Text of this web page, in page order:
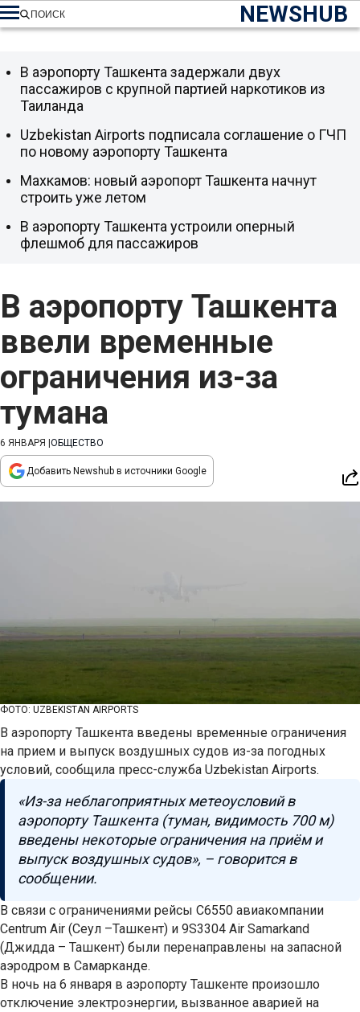
NEWSHUB
ПОИСК
В аэропорту Ташкента
ввели временные
ограничения из-за
тумана
6 ЯНВАРЯ ОБЩЕСТВО
Добавить Newshub в источники Google
ФОТО: UZBEKISTAN AIRPORTS
В аэропорту Ташкента введены временные ограничения
на прием и выпуск воздушных судов из-за погодных
условий, сообщила пресс-служба Uzbekistan Airports.
«Из-за неблагоприятных метеоусловий в
аэропорту Ташкента (туман, видимость 700 м)
введены некоторые ограничения на приём и
выпуск воздушных судов», – говорится в
сообщении.
В связи с ограничениями рейсы С6550 авиакомпании
Centrum Air (Сеул –Ташкент) и 9S3304 Air Samarkand
(Джидда – Ташкент) были перенаправлены на запасной
аэродром в Самарканде.
В ночь на 6 января в аэропорту Ташкенте произошло
отключение электроэнергии, вызванное аварией на
В аэропорту Ташкента задержали двух
пассажиров с крупной партией наркотиков из
Таиланда
Uzbekistan Airports подписала соглашение о ГЧП
по новому аэропорту Ташкента
Махкамов: новый аэропорт Ташкента начнут
строить уже летом
В аэропорту Ташкента устроили оперный
флешмоб для пассажиров